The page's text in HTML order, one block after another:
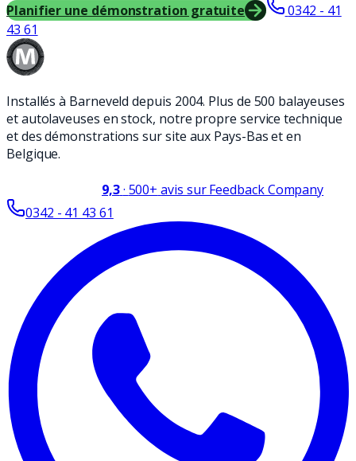
Planifier une démonstration gratuite
0342 - 41
43 61
Installés à Barneveld depuis 2004. Plus de 500 balayeuses
et autolaveuses en stock, notre propre service technique
et des démonstrations sur site aux Pays-Bas et en
Belgique.
9,3· 500+ avis sur Feedback Company
0342 - 41 43 61